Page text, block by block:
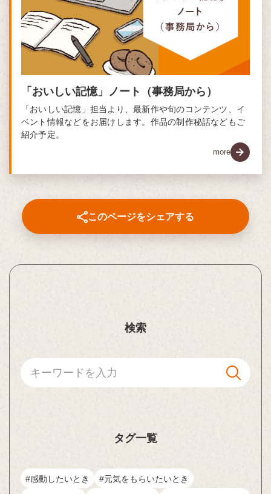
「おいしい記憶」ノート（事務局から）
「おいしい記憶」担当より、最新作や旬のコンテンツ、イ
ベント情報などをお届けします。作品の制作秘話などもご
紹介予定。
more
このページをシェアする
検索
タグ一覧
#感動したいとき
#元気をもらいたいとき